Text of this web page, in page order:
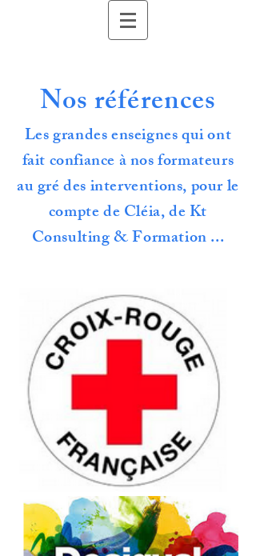
Nos références
Les grandes enseignes qui ont
fait confiance à nos formateurs
au gré des interventions, pour le
compte de Cléia, de Kt
Consulting & Formation ...